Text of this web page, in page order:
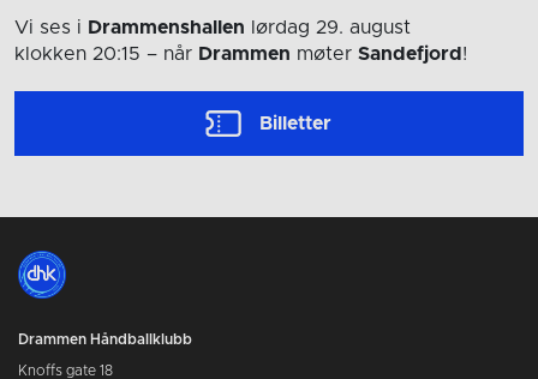
Vi ses i Drammenshallen lørdag 29. august
klokken 20:15 – når Drammen møter Sandefjord !
Billetter
Drammen Håndballklubb
Knoffs gate 18